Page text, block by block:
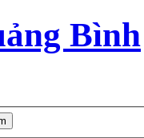
Bình